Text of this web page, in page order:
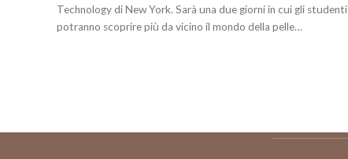
Technology di New York. Sarà una due giorni in cui gli studenti
potranno scoprire più da vicino il mondo della pelle…